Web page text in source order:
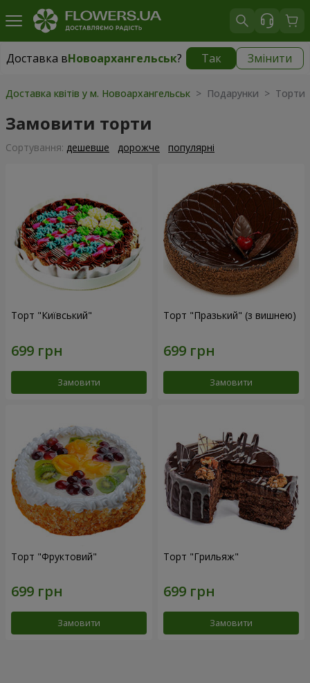
Доставка вНовоархангельськ? Так Змінити
Доставка вНовоархангельськ|730 грн
Доставка квітів у м. Новоархангельськ > Подарунки > Торти
Замовити торти
Сортування: дешевше дорожче популярні
Торт "Київський"
Замовити
Торт "Празький" (з вишнею)
Замовити
Торт "Фруктовий"
Замовити
Торт "Грильяж"
Замовити